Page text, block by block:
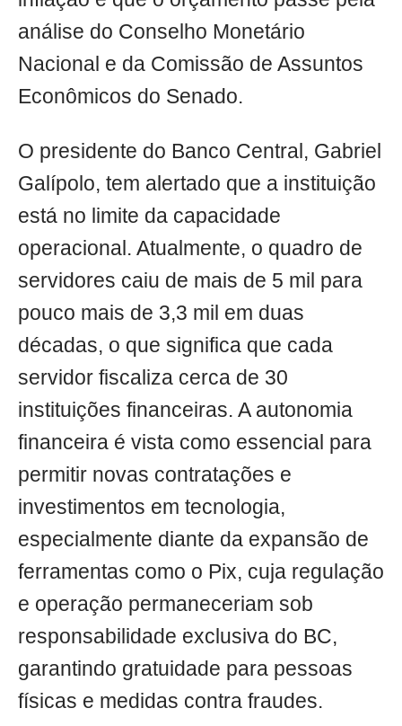
análise do Conselho Monetário
Nacional e da Comissão de Assuntos
Econômicos do Senado.
O presidente do Banco Central, Gabriel
Galípolo, tem alertado que a instituição
está no limite da capacidade
operacional. Atualmente, o quadro de
servidores caiu de mais de 5 mil para
pouco mais de 3,3 mil em duas
décadas, o que significa que cada
servidor fiscaliza cerca de 30
instituições financeiras. A autonomia
financeira é vista como essencial para
permitir novas contratações e
investimentos em tecnologia,
especialmente diante da expansão de
ferramentas como o Pix, cuja regulação
e operação permaneceriam sob
responsabilidade exclusiva do BC,
garantindo gratuidade para pessoas
físicas e medidas contra fraudes.